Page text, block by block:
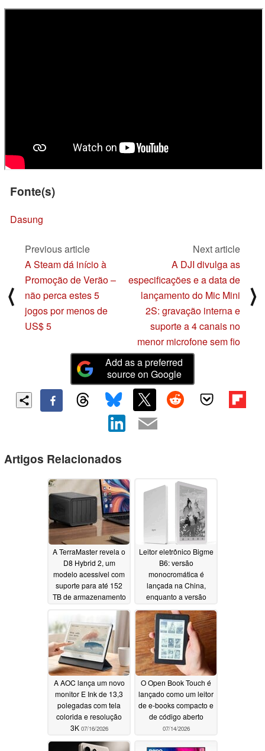
Fonte(s)
Dasung
⟨
Previous article
A Steam dá início à
Promoção de Verão –
não perca estes 5
jogos por menos de
US$ 5
Next article
A DJI divulga as
especificações e a data de
lançamento do Mic Mini
2S: gravação interna e
suporte a 4 canais no
menor microfone sem fio
⟩
Add as a preferred
source on Google
Artigos Relacionados
A TerraMaster revela o
D8 Hybrid 2, um
modelo acessível com
suporte para até 152
TB de armazenamento
Leitor eletrônico Bigme
B6: versão
monocromática é
lançada na China,
enquanto a versão
modelo mais barato
07/20/2026
A AOC lança um novo
monitor E Ink de 13,3
polegadas com tela
colorida e resolução
3K 07/16/2026
O Open Book Touch é
lançado como um leitor
de e-books compacto e
de código aberto
07/14/2026